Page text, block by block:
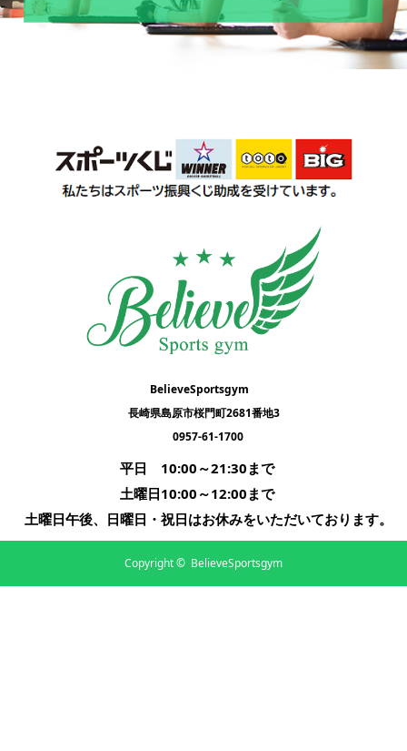
BelieveSportsgym
長崎県島原市桜門町2681番地3
0957-61-1700
平日　10:00～21:30まで
土曜日10:00～12:00まで
土曜日午後、日曜日・祝日はお休みをいただいております。
Copyright © BelieveSportsgym